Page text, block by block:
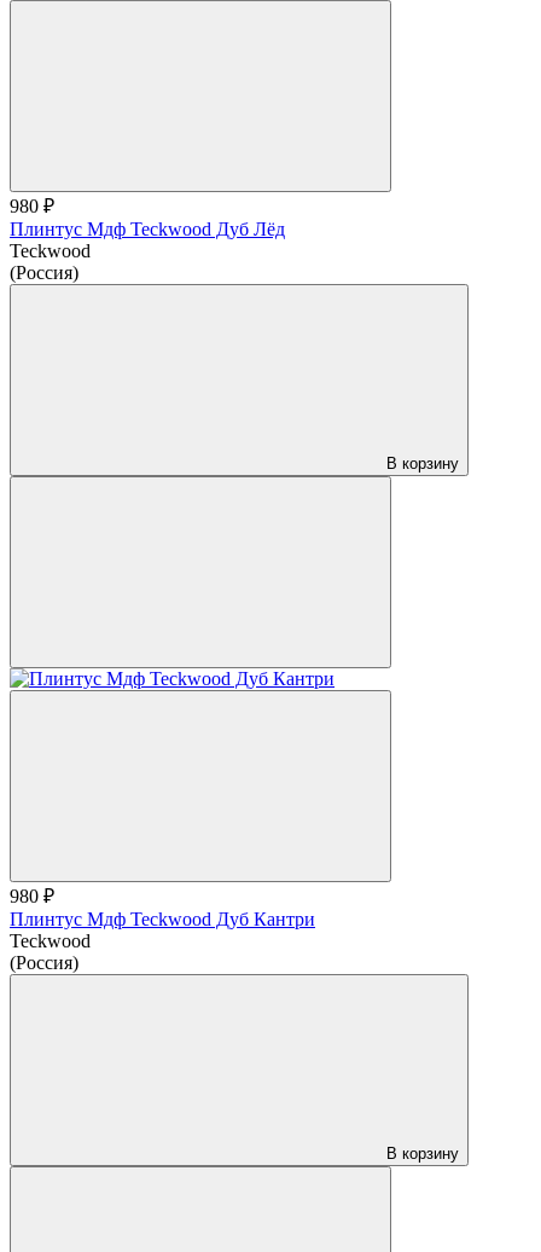
980 ₽
Плинтус Мдф Teckwood Дуб Лёд
Teckwood
(Россия)
В корзину
980 ₽
Плинтус Мдф Teckwood Дуб Кантри
Teckwood
(Россия)
В корзину